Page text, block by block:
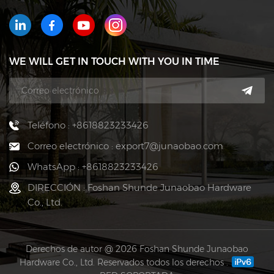
WE WILL GET IN TOUCH WITH YOU IN TIME
Teléfono : +8618823233426
Correo electrónico : export7@junaobao.com
WhatsApp : +8618823233426
DIRECCIÓN : Foshan Shunde Junaobao Hardware
Co., Ltd.
Derechos de autor @ 2026 Foshan Shunde Junaobao
Hardware Co., Ltd. Reservados todos los derechos .